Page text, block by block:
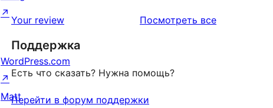
звездный
Your review Посмотреть всеотзывы
Поддержка
Есть что сказать? Нужна помощь?
Перейти в форум поддержки
↗
WordPress.com
↗
Matt